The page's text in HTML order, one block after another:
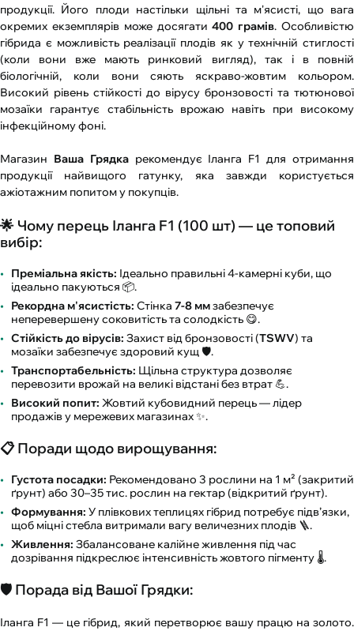
продукції. Його плоди настільки щільні та м'ясисті, що вага
окремих екземплярів може досягати400 грамів. Особливістю
гібрида є можливість реалізації плодів як у технічній стиглості
(коли вони вже мають ринковий вигляд), так і в повній
біологічній, коли вони сяють яскраво-жовтим кольором.
Високий рівень стійкості до вірусу бронзовості та тютюнової
мозаїки гарантує стабільність врожаю навіть при високому
інфекційному фоні.
Магазин Ваша Грядкарекомендує Іланга F1 для отримання
продукції найвищого гатунку, яка завжди користується
ажіотажним попитом у покупців.
🌟 Чому перець Іланга F1 (100 шт) — це топовий
вибір:
Преміальна якість: Ідеально правильні 4-камерні куби, що
ідеально пакуються 📦.
Рекордна м'ясистість: Стінка 7-8 ммзабезпечує
неперевершену соковитість та солодкість 😋.
Стійкість до вірусів: Захист від бронзовості (TSWV) та
мозаїки забезпечує здоровий кущ 🛡️.
Транспортабельність: Щільна структура дозволяє
перевозити врожай на великі відстані без втрат 💪.
Високий попит: Жовтий кубовидний перець — лідер
продажів у мережевих магазинах ✨.
📋 Поради щодо вирощування:
Густота посадки: Рекомендовано 3 рослини на 1 м² (закритий
ґрунт) або 30–35 тис. рослин на гектар (відкритий ґрунт).
Формування: У плівкових теплицях гібрид потребує підв’язки,
щоб міцні стебла витримали вагу величезних плодів 🪜.
Живлення: Збалансоване калійне живлення під час
дозрівання підкреслює інтенсивність жовтого пігменту 🌡️.
🛡️ Порада від Вашої Грядки:
Іланга F1 — це гібрид, який перетворює вашу працю на золото.